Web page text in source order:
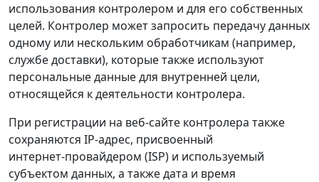
использования контролером и для его собственных
целей. Контролер может запросить передачу данных
одному или нескольким обработчикам (например,
службе доставки), которые также используют
персональные данные для внутренней цели,
относящейся к деятельности контролера.
При регистрации на веб‑сайте контролера также
сохраняются IP‑адрес, присвоенный
интернет‑провайдером (ISP) и используемый
субъектом данных, а также дата и время